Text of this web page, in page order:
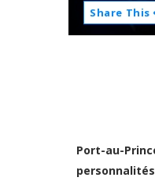
Share This
Port-au-